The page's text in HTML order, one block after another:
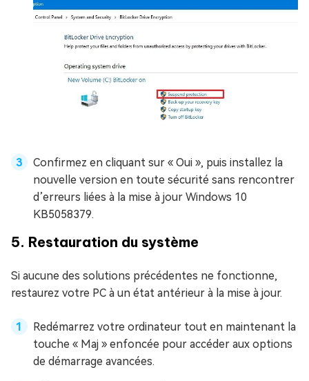
Confirmez en cliquant sur « Oui », puis installez la
nouvelle version en toute sécurité sans rencontrer
d’erreurs liées à la mise à jour Windows 10
KB5058379.
5. Restauration du système
Si aucune des solutions précédentes ne fonctionne,
restaurez votre PC à un état antérieur à la mise à jour.
Redémarrez votre ordinateur tout en maintenant la
touche « Maj » enfoncée pour accéder aux options
de démarrage avancées.